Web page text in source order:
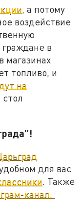
, а потому
воздействие
в
магазинах
топливо, и
на
стол
для вас
. Также
канал.